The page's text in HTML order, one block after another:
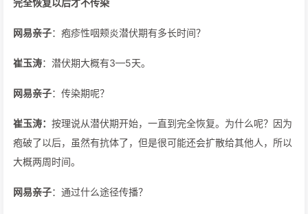
完全恢复以后才不传染
网易亲子：疱疹性咽颊炎潜伏期有多长时间？
崔玉涛：潜伏期大概有3—5天。
网易亲子：传染期呢？
崔玉涛： 按理说从潜伏期开始，一直到完全恢复。为什么呢？因为
疱破了以后，虽然有抗体了，但是很可能还会扩散给其他人，所以
大概两周时间。
网易亲子：通过什么途径传播？